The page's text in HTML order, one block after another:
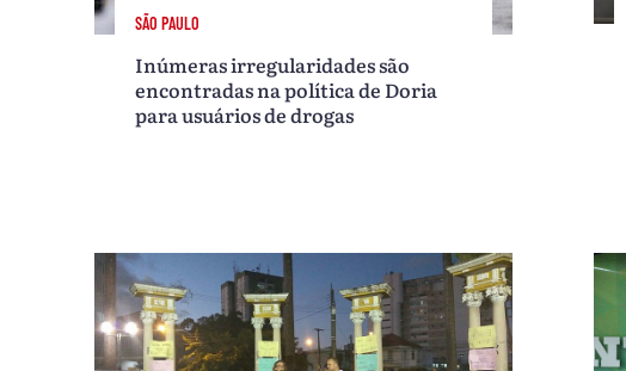
SÃO PAULO
Inúmeras irregularidades são
encontradas na política de Doria
para usuários de drogas